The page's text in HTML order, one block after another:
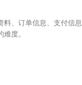
料、订单信息、支付信
度。